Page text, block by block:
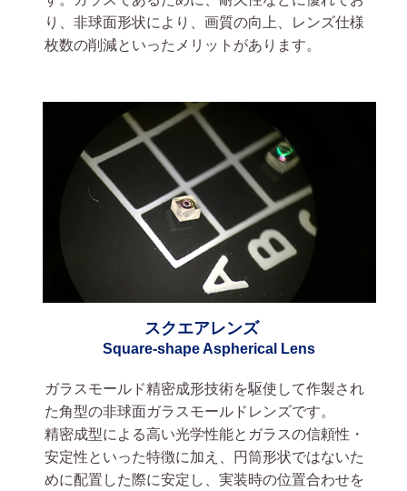
り、非球面形状により、画質の向上、レンズ仕様
枚数の削減といったメリットがあります。
スクエアレンズ
Square-shape Aspherical Lens
ガラスモールド精密成形技術を駆使して作製され
た角型の非球面ガラスモールドレンズです。
精密成型による高い光学性能とガラスの信頼性・
安定性といった特徴に加え、円筒形状ではないた
めに配置した際に安定し、実装時の位置合わせを